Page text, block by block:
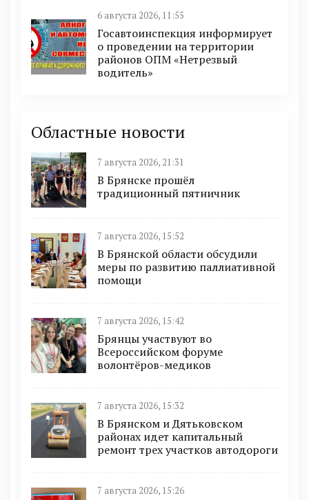
6 августа 2026, 11:55
Госавтоинспекция информирует
о проведении на территории
районов ОПМ «Нетрезвый
водитель»
Областные новости
7 августа 2026, 21:31
В Брянске прошёл
традиционный пятничник
7 августа 2026, 15:52
В Брянской области обсудили
меры по развитию паллиативной
помощи
7 августа 2026, 15:42
Брянцы участвуют во
Всероссийском форуме
волонтёров-медиков
7 августа 2026, 15:32
В Брянском и Дятьковском
районах идет капитальный
ремонт трех участков автодороги
7 августа 2026, 15:26